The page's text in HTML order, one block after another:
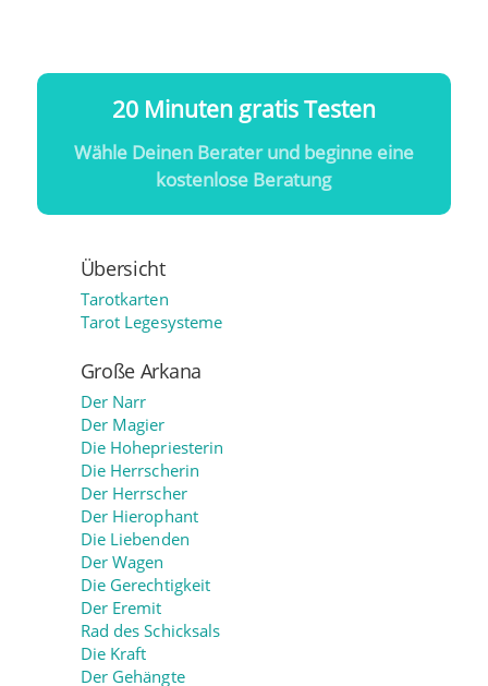
20 Minuten gratis Testen
Wähle Deinen Berater und beginne eine
kostenlose Beratung
Übersicht
Tarotkarten
Tarot Legesysteme
Große Arkana
Der Narr
Der Magier
Die Hohepriesterin
Die Herrscherin
Der Herrscher
Der Hierophant
Die Liebenden
Der Wagen
Die Gerechtigkeit
Der Eremit
Rad des Schicksals
Die Kraft
Der Gehängte